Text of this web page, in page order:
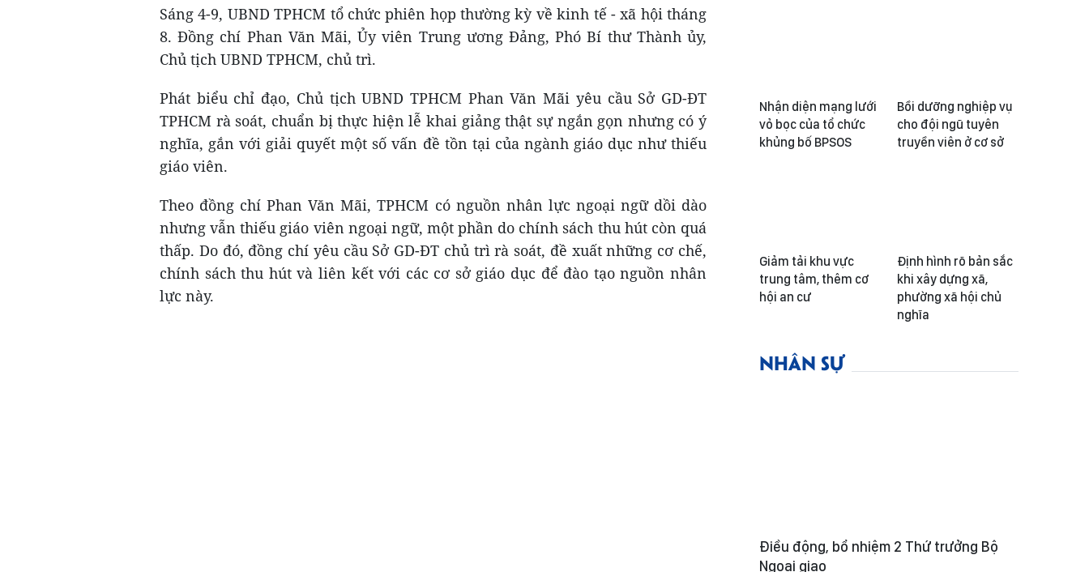
Sáng 4-9, UBND TPHCM tổ chức phiên họp thường kỳ về kinh tế - xã hội tháng
8. Đồng chí Phan Văn Mãi, Ủy viên Trung ương Đảng, Phó Bí thư Thành ủy,
Chủ tịch UBND TPHCM, chủ trì.
Phát biểu chỉ đạo, Chủ tịch UBND TPHCM Phan Văn Mãi yêu cầu Sở GD-ĐT
TPHCM rà soát, chuẩn bị thực hiện lễ khai giảng thật sự ngắn gọn nhưng có ý
nghĩa, gắn với giải quyết một số vấn đề tồn tại của ngành giáo dục như thiếu
giáo viên.
Theo đồng chí Phan Văn Mãi, TPHCM có nguồn nhân lực ngoại ngữ dồi dào
nhưng vẫn thiếu giáo viên ngoại ngữ, một phần do chính sách thu hút còn quá
thấp. Do đó, đồng chí yêu cầu Sở GD-ĐT chủ trì rà soát, đề xuất những cơ chế,
chính sách thu hút và liên kết với các cơ sở giáo dục để đào tạo nguồn nhân
lực này.
Nhận diện mạng lưới
vỏ bọc của tổ chức
khủng bố BPSOS
Bồi dưỡng nghiệp vụ
cho đội ngũ tuyên
truyền viên ở cơ sở
Giảm tải khu vực
trung tâm, thêm cơ
hội an cư
Định hình rõ bản sắc
khi xây dựng xã,
phường xã hội chủ
nghĩa
NHÂN SỰ
Điều động, bổ nhiệm 2 Thứ trưởng Bộ
Ngoại giao